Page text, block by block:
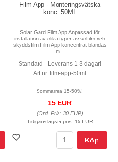
Film App - Monteringsvätska
konc. 50ML
Solar Gard Film App Anpassad för
installation av olika typer av solfilm och
skyddsfilm.Film App koncentrat blandas
m...
Standard - Leverans 1-3 dagar!
Art nr. film-app-50ml
Sommarrea 15-50%!
15 EUR
(Ord. Pris:30 EUR)
Tidigare lägsta pris: 15 EUR
Köp